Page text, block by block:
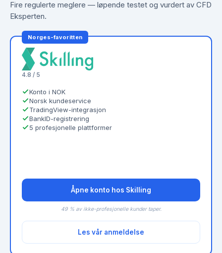
Fire regulerte meglere — løpende testet og vurdert av CFD
Eksperten.
Norges-favoritten
4.8 / 5
Konto i NOK
Norsk kundeservice
TradingView-integrasjon
BankID-registrering
5 profesjonelle plattformer
Åpne konto hos Skilling
49 % av ikke-profesjonelle kunder taper.
Les vår anmeldelse